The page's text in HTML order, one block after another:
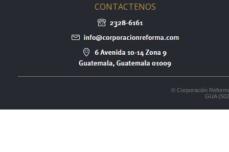
CONTACTENOS
© Corporación
GUA